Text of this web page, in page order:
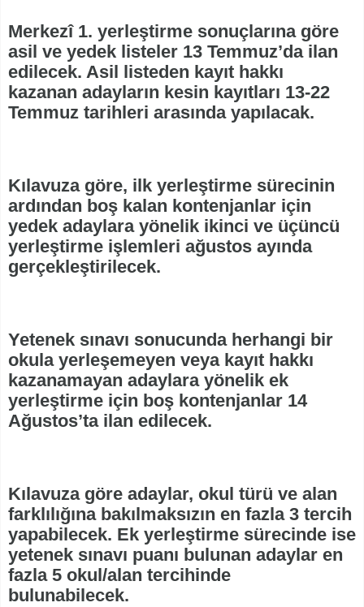
Merkezî 1. yerleştirme sonuçlarına göre
asil ve yedek listeler 13 Temmuz’da ilan
edilecek. Asil listeden kayıt hakkı
kazanan adayların kesin kayıtları 13-22
Temmuz tarihleri arasında yapılacak.
Kılavuza göre, ilk yerleştirme sürecinin
ardından boş kalan kontenjanlar için
yedek adaylara yönelik ikinci ve üçüncü
yerleştirme işlemleri ağustos ayında
gerçekleştirilecek.
Yetenek sınavı sonucunda herhangi bir
okula yerleşemeyen veya kayıt hakkı
kazanamayan adaylara yönelik ek
yerleştirme için boş kontenjanlar 14
Ağustos’ta ilan edilecek.
Kılavuza göre adaylar, okul türü ve alan
farklılığına bakılmaksızın en fazla 3 tercih
yapabilecek. Ek yerleştirme sürecinde ise
yetenek sınavı puanı bulunan adaylar en
fazla 5 okul/alan tercihinde
bulunabilecek.